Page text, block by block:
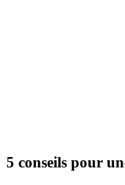
5 conseils pour